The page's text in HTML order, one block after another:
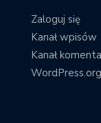
Zaloguj się
Kanał wpisów
Kanał
WordPress.org